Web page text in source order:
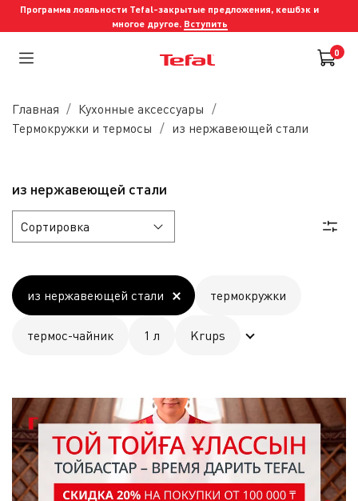
Программа лояльности Tefal-закрытые предложения, кешбэк и
многое другое. Вступить
0
Главная
Кухонные аксессуары
Термокружки и термосы
из нержавеющей стали
из нержавеющей стали
из нержавеющей стали термокружки
термос-чайник 1 л Krups